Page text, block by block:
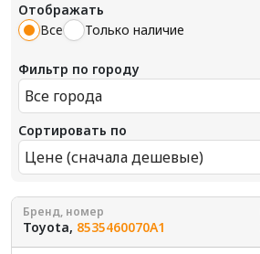
Отображать
Все
Только наличие
Фильтр по городу
Все города
Сортировать по
Цене (сначала дешевые)
Бренд, номер
Toyota, 8535460070A1